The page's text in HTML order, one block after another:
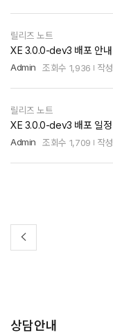
릴리즈 노트
XE 3.0.0-dev3 배포 안내
Admin 조회수 1,936 작성
릴리즈 노트
XE 3.0.0-dev3 배포 일정
Admin 조회수 1,709 작성
추가
상담안내